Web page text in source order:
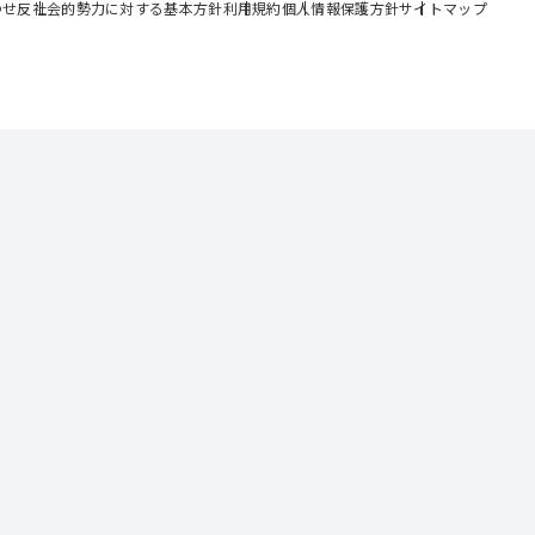
反社会的勢力に対する基本方針利用規約個人情報保護方針サイトマップ